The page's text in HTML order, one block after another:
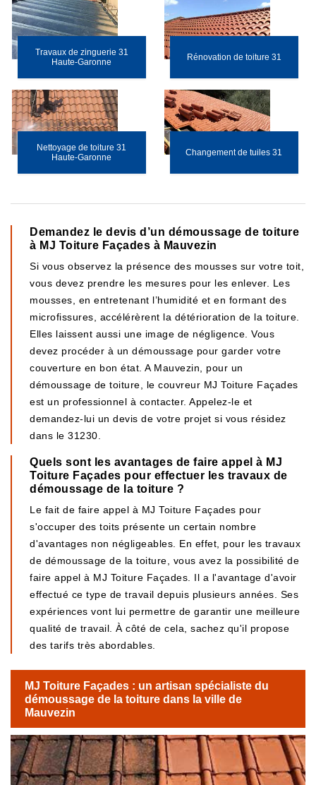
Travaux de zinguerie 31
Haute-Garonne
Rénovation de toiture 31
Nettoyage de toiture 31
Haute-Garonne
Changement de tuiles 31
Demandez le devis d’un démoussage de toiture
à MJ Toiture Façades à Mauvezin
Si vous observez la présence des mousses sur votre toit,
vous devez prendre les mesures pour les enlever. Les
mousses, en entretenant l’humidité et en formant des
microfissures, accélérèrent la détérioration de la toiture.
Elles laissent aussi une image de négligence. Vous
devez procéder à un démoussage pour garder votre
couverture en bon état. A Mauvezin, pour un
démoussage de toiture, le couvreur MJ Toiture Façades
est un professionnel à contacter. Appelez-le et
demandez-lui un devis de votre projet si vous résidez
dans le 31230.
Quels sont les avantages de faire appel à MJ
Toiture Façades pour effectuer les travaux de
démoussage de la toiture ?
Le fait de faire appel à MJ Toiture Façades pour
s'occuper des toits présente un certain nombre
d'avantages non négligeables. En effet, pour les travaux
de démoussage de la toiture, vous avez la possibilité de
faire appel à MJ Toiture Façades. Il a l'avantage d'avoir
effectué ce type de travail depuis plusieurs années. Ses
expériences vont lui permettre de garantir une meilleure
qualité de travail. À côté de cela, sachez qu'il propose
des tarifs très abordables.
MJ Toiture Façades : un artisan spécialiste du
démoussage de la toiture dans la ville de
Mauvezin